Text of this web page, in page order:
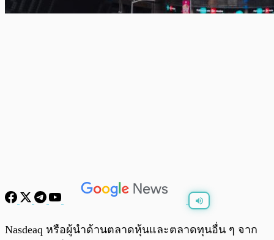
พร้อมเล่น 0:00
Nasdeaq หรือผู้นำด้านตลาดหุ้นและตลาดทุนอื่น ๆ จาก